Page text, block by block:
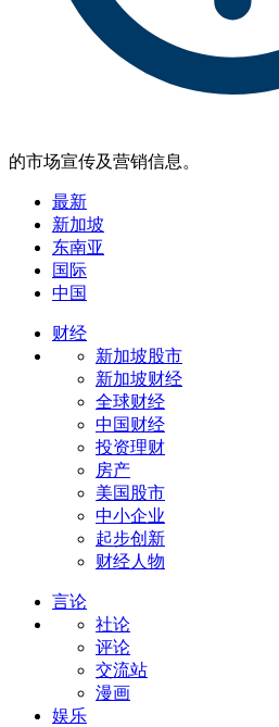
的市场宣传及营销信息。
最新
新加坡
东南亚
国际
中国
财经
新加坡股市
新加坡财经
全球财经
中国财经
投资理财
房产
美国股市
中小企业
起步创新
财经人物
言论
社论
评论
交流站
漫画
娱乐